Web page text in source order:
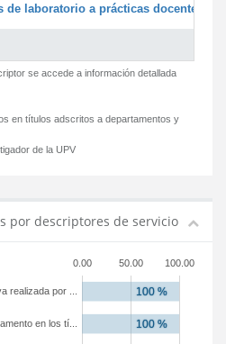
de laboratorio a prácticas docentes y
se accede a información detallada
en títulos adscritos a departamentos y
de la UPV
por descriptores de servicio
0.00 50.00 100.00
en los tí...
realizada por ...